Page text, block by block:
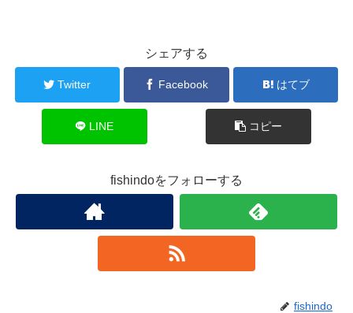
シェアする
Twitter Facebook はてブ
LINE コピー
fishindoをフォローする
fishindo